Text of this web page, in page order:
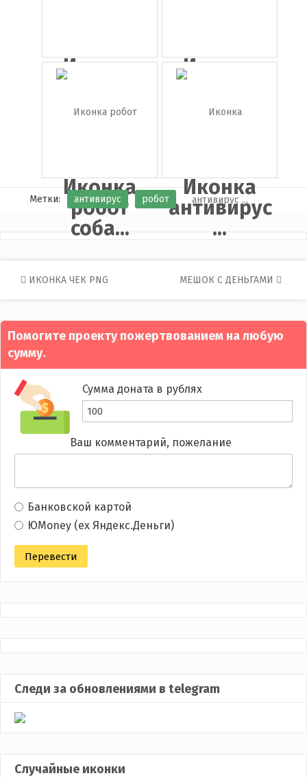
Иконка
Иконка
Kaspersky
Иконка
робот
соба...
Иконка
антивирус
...
Метки: антивирус робот
Post
navigation
ИКОНКА ЧЕК PNG МЕШОК С ДЕНЬГАМИ
Помогите проекту пожертвованием на любую
сумму.
Сумма доната в рублях
Ваш комментарий, пожелание
Банковской картой
ЮMoney (ex Яндекс.Деньги)
Следи за обновлениями в telegram
Случайные иконки